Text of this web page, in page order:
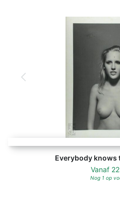
Everybody knows
Vanaf
Nog 1 op